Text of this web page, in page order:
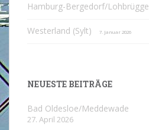
Hamburg-Bergedorf/Lohbrügge
Westerland (Sylt) 7. Januar 2026
NEUESTE BEITRÄGE
Bad Oldesloe/Meddewade
27. April 2026